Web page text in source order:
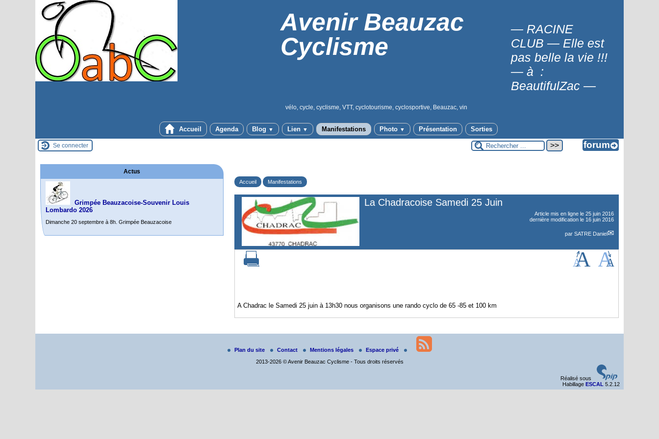
Avenir Beauzac
Cyclisme
— RACINE
CLUB — Elle est
pas belle la vie !!!
— à :
BeautifulZac —
vélo, cycle, cyclisme, VTT, cyclotourisme, cyclosportive, Beauzac, vin
Accueil Agenda Blog ▼ Lien ▼ Manifestations Photo ▼ Présentation Sorties
Se connecter
Accueil Manifestations
La Chadracoise Samedi 25 Juin
Article mis en ligne le 25 juin 2016
dernière modification le 16 juin 2016
par SATRE Daniel
A Chadrac le Samedi 25 juin à 13h30 nous organisons une rando cyclo de 65 -85 et 100 km
Actus
Grimpée Beauzacoise-Souvenir Louis
Lombardo 2026
Dimanche 20 septembre à 8h. Grimpée Beauzacoise
Plan du site Contact Mentions légales
Espace privé
2013-2026 © Avenir Beauzac Cyclisme - Tous droits réservés
Réalisé sous
Habillage ESCAL 5.2.12